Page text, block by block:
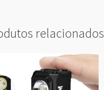
relacionados